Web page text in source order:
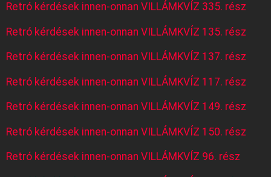
Retró kérdések innen-onnan VILLÁMKVÍZ 335. rész
Retró kérdések innen-onnan VILLÁMKVÍZ 135. rész
Retró kérdések innen-onnan VILLÁMKVÍZ 137. rész
Retró kérdések innen-onnan VILLÁMKVÍZ 117. rész
Retró kérdések innen-onnan VILLÁMKVÍZ 149. rész
Retró kérdések innen-onnan VILLÁMKVÍZ 150. rész
Retró kérdések innen-onnan VILLÁMKVÍZ 96. rész